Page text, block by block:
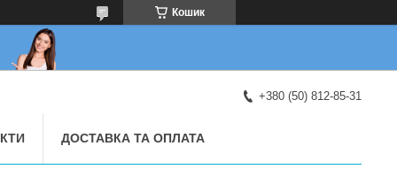
Кошик
+380 (50) 812-85-31
ДОСТАВКА ТА ОПЛАТА